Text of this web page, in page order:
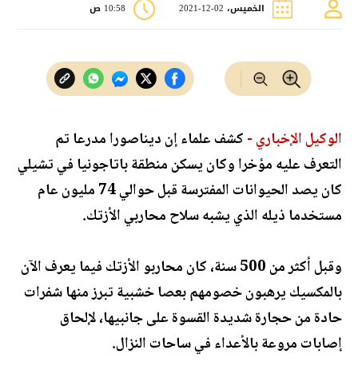
الخميس، 02-12-2021 10:58 ص
الوكيل الإخباري -كشف علماء إن ديناصورا مدرعا تم
التعرف عليه مؤخرا وكان يسكن منطقة باتاجونيا في تشيلي
كان يصد الحيوانات المفترسة قبل حوالي 74 مليون عام
مستخدما ذيله الذي يشبه سلاح محاربي الأزتك.
وقبل أكثر من 500 سنة، كان محاربو الأزتك فيما يعرف الآن
بالمكسيك يرهبون خصومهم بعصا خشبية تبرز منها شفرات
حادة من حجارة شديدة القسوة على جانبيها، لإلحاق
إصابات مروعة بالأعداء في ساحات النزال.